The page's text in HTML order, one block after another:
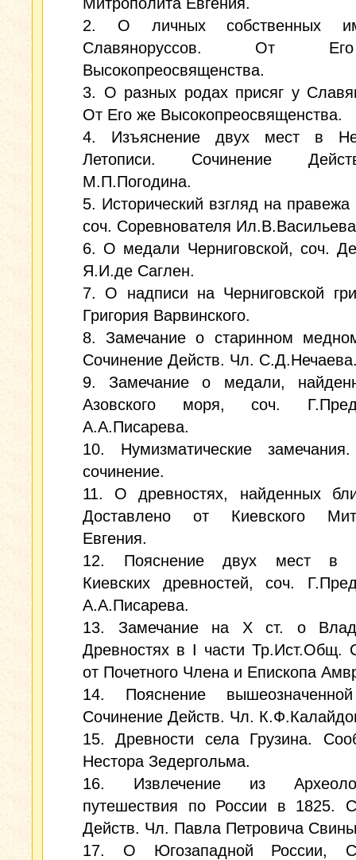
2. О личных собственных
Славяноруссов. От
Высокопреосвященства.
3. О разных родах присяг у
От Его же Высокопреосвященства.
4. Изъяснение двух мест в
Летописи. Сочинение
М.П.Погодина.
5. Исторический взгляд на правежа
соч. Соревнователя
6. О медали Черниговской, соч.
Я.И.де Саглен.
7. О надписи на Черниговской
Григория Варвинского.
8. Замечание о старинном
Сочинение Действ. Чл.
9. Замечание о медали,
Азовского моря, соч.
А.А.Писарева.
10. Нумизматические
сочинение.
11. О древностях, найденных
Доставлено от Киевского
Евгения.
12. Пояснение двух мест в
Киевских древностей, соч.
А.А.Писарева.
13. Замечание на X ст. о
Древностях в I части Тр.Ист.Общ.
от Почетного Члена и Епископа
14. Пояснение
Сочинение Действ. Чл.
15. Древности села Грузина.
Нестора Зедергольма.
16. Извлечение из
путешествия по России в 1825.
Действ. Чл. Павла Петровича
17. О Югозападной России,